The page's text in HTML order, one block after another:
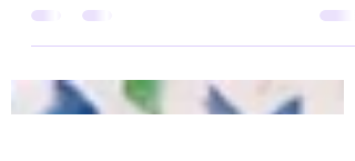
O impacto do Marketing Digital no Turismo
em Portugal O comissário europeu da
passado dia 16 de...